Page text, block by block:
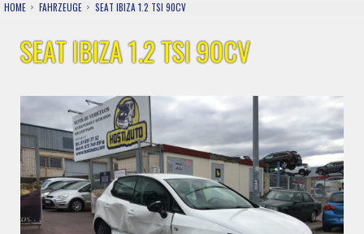
HOME FAHRZEUGE SEAT IBIZA 1.2 TSI 90CV
SEAT IBIZA 1.2 TSI 90CV